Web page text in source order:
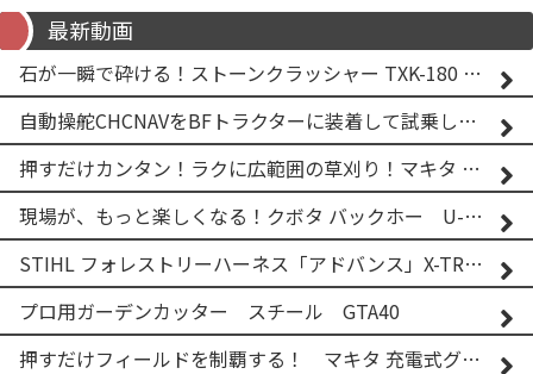
最新動画
石が一瞬で砕ける！ストーンクラッシャー TXK-180 実演
自動操舵CHCNAVをBFトラクターに装着して試乗してみた！！ CHCNAV NX610
押すだけカンタン！ラクに広範囲の草刈り！マキタ バッテリー式草刈り機 MUG001G 2
現場が、もっと楽しくなる！クボタ バックホー U-25-3A
STIHL フォレストリーハーネス「アドバンス」X-TREEm
プロ用ガーデンカッター スチール GTA40
押すだけフィールドを制覇する！ マキタ 充電式グランドトリマー MUG001G